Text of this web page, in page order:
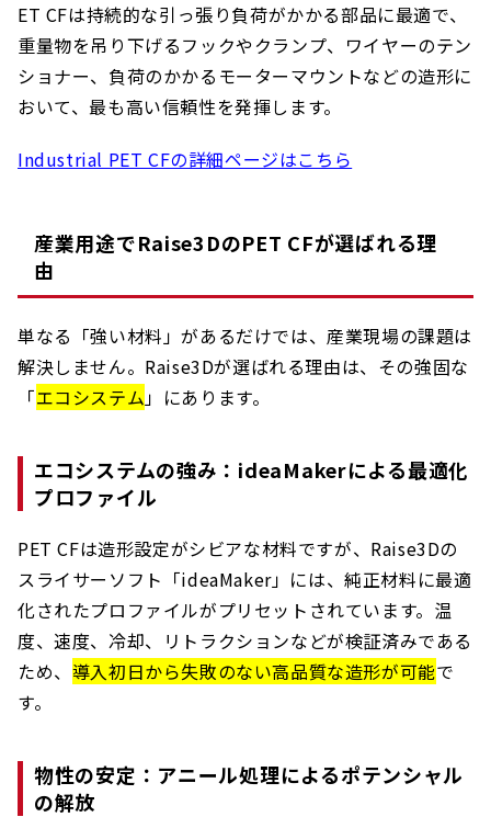
ET CFは持続的な引っ張り負荷がかかる部品に最適で、
重量物を吊り下げるフックやクランプ、ワイヤーのテン
ショナー、負荷のかかるモーターマウントなどの造形に
おいて、最も高い信頼性を発揮します。
Industrial PET CFの詳細ページはこちら
産業用途でRaise3DのPET CFが選ばれる理
由
単なる「強い材料」があるだけでは、産業現場の課題は
解決しません。Raise3Dが選ばれる理由は、その強固な
「エコシステム」にあります。
エコシステムの強み：ideaMakerによる最適化
プロファイル
PET CFは造形設定がシビアな材料ですが、Raise3Dの
スライサーソフト「ideaMaker」には、純正材料に最適
化されたプロファイルがプリセットされています。温
度、速度、冷却、リトラクションなどが検証済みである
ため、 導入初日から失敗のない高品質な造形が可能で
す。
物性の安定：アニール処理によるポテンシャル
の解放